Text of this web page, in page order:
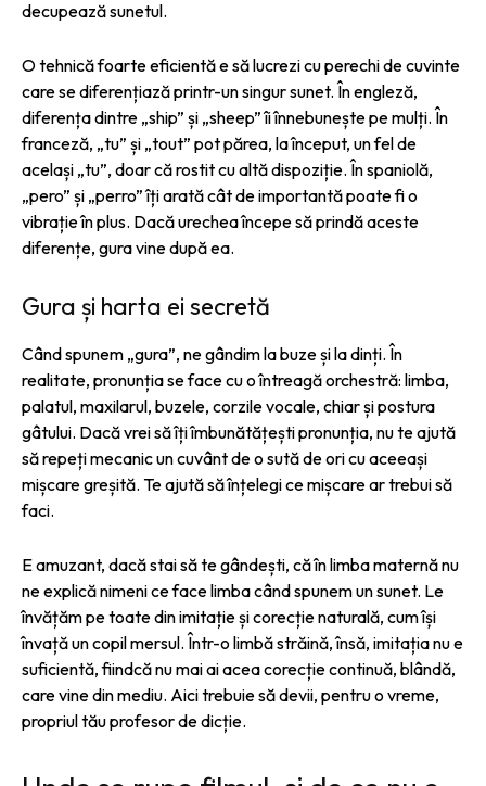
decupează sunetul.
O tehnică foarte eficientă e să lucrezi cu perechi de cuvinte
care se diferențiază printr-un singur sunet. În engleză,
diferența dintre „ship” și „sheep” îi înnebunește pe mulți. În
franceză, „tu” și „tout” pot părea, la început, un fel de
același „tu”, doar că rostit cu altă dispoziție. În spaniolă,
„pero” și „perro” îți arată cât de importantă poate fi o
vibrație în plus. Dacă urechea începe să prindă aceste
diferențe, gura vine după ea.
Gura și harta ei secretă
Când spunem „gura”, ne gândim la buze și la dinți. În
realitate, pronunția se face cu o întreagă orchestră: limba,
palatul, maxilarul, buzele, corzile vocale, chiar și postura
gâtului. Dacă vrei să îți îmbunătățești pronunția, nu te ajută
să repeți mecanic un cuvânt de o sută de ori cu aceeași
mișcare greșită. Te ajută să înțelegi ce mișcare ar trebui să
faci.
E amuzant, dacă stai să te gândești, că în limba maternă nu
ne explică nimeni ce face limba când spunem un sunet. Le
învățăm pe toate din imitație și corecție naturală, cum își
învață un copil mersul. Într-o limbă străină, însă, imitația nu e
suficientă, fiindcă nu mai ai acea corecție continuă, blândă,
care vine din mediu. Aici trebuie să devii, pentru o vreme,
propriul tău profesor de dicție.